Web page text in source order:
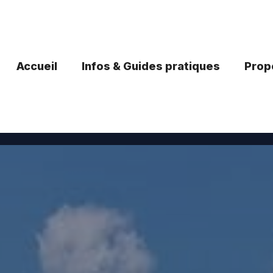
Accueil Infos & Guides pratiques